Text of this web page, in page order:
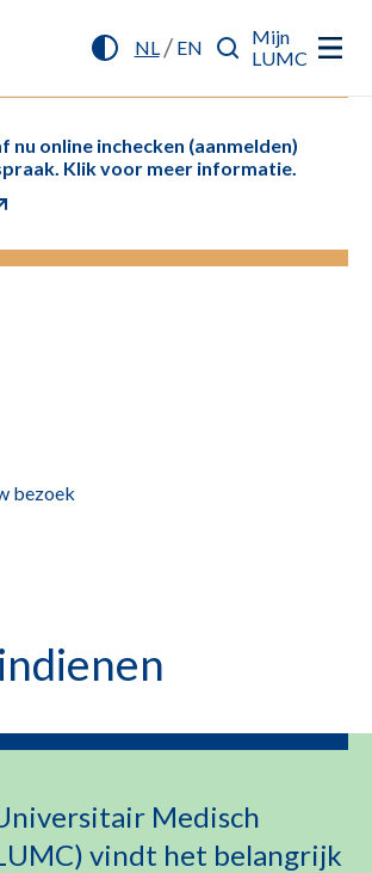
NL/ EN
Mijn
LUMC
nu online inchecken (aanmelden)
Klik voor meer informatie.
bezoek
Medisch
vindt het belangrijk